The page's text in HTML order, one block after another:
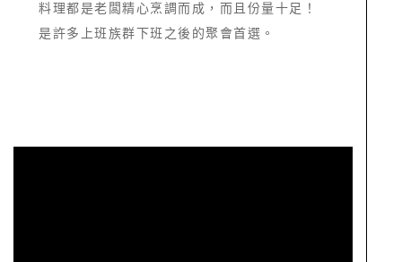
料理都是老闆精心烹調而成，而且份量十足！
是許多上班族群下班之後的聚會首選。